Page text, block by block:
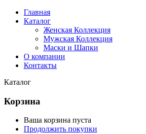
Главная
Каталог
Женская Коллекция
Мужская Коллекция
Маски и Шапки
О компании
Контакты
Каталог
Корзина
Ваша корзина пуста
Продолжить покупки